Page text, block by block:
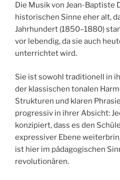
Die Musik von Jean-Baptiste
historischen Sinne eher alt,
Jahrhundert (1850–1880)
vor lebendig, da sie auch
unterrichtet wird.
Sie ist sowohl traditionell in
der klassischen tonalen
Strukturen und klaren
progressiv in ihrer Absicht:
konzipiert, dass es den
expressiver Ebene
ist hier im pädagogischen
revolutionären.